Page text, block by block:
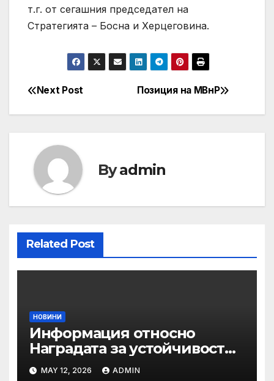
т.г. от сегашния председател на
Стратегията – Босна и Херцеговина.
Post
navigation
Позиция на МВнР
Next Post
Byadmin
Related Post
НОВИНИ
Информация относно
Наградата за устойчивост
на ОАЕ „Зайед“
MAY 12, 2026 ADMIN